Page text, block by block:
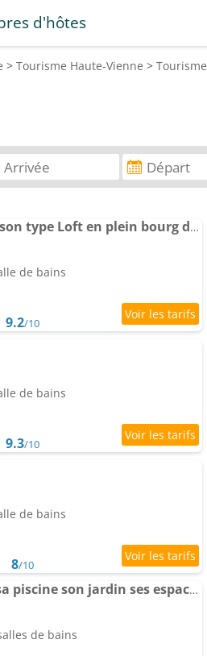
d'hôtes
> Tourisme Haute-Vienne > Tourisme
Appartement Petite maison type Loft en plein bourg d'Ambazac
de bains
9.2/10
de bains
9.3/10
de bains
8/10
Domaine de Montmery sa piscine son jardin ses espaces
de bains